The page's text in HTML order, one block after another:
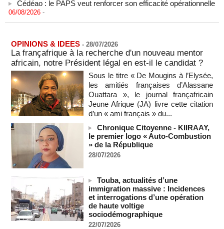
06/08/2026
Au Nigeria, plus de 300 victimes d’enlèvements ont été
libérées
06/08/2026 -
Au Nigeria, plus de 300 victimes d’enlèvements ont été
libérées
06/08/2026 -
Soutenir l’intégrité de l’information à Sao Tomé-et-Principe à
l’approche des élections
06/08/2026 -
Taïwan bloque un pont stratégique lors de la simulation d'une
invasion par la Chine
06/08/2026 -
records en Europe
06/08/2026
Soudan du Sud : Les avocats de Riek Machar sollicitent un
accès à leur client avant la prochaine audience
06/08/2026 -
OPINIONS & IDEES - 28/07/2026
La françafrique à la recherche d'un nouveau mentor
africain, notre Président légal en est-il le candidat ?
Sous le titre « De Mougins à l’Elysée,
les amitiés françaises d’Alassane
Ouattara », le journal françafricain
Jeune Afrique (JA) livre cette citation
d’un « ami français » du...
Chronique Citoyenne - KIIRAAY,
le premier logo « Auto-Combustion
» de la République
28/07/2026
Touba, actualités d’une
immigration massive : Incidences
et interrogations d’une opération
de haute voltige
sociodémographique
22/07/2026